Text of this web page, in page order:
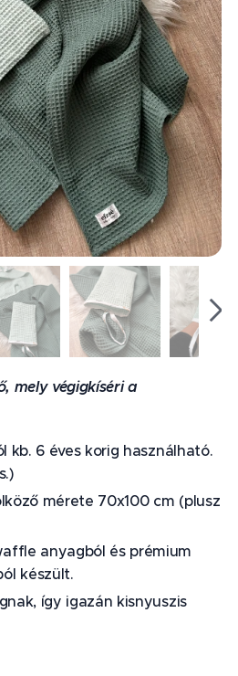
mely végigkíséri a
kb. 6 éves korig használható.
mérete 70x100 cm (plusz
anyagból és prémium
készült.
így igazán kisnyuszis